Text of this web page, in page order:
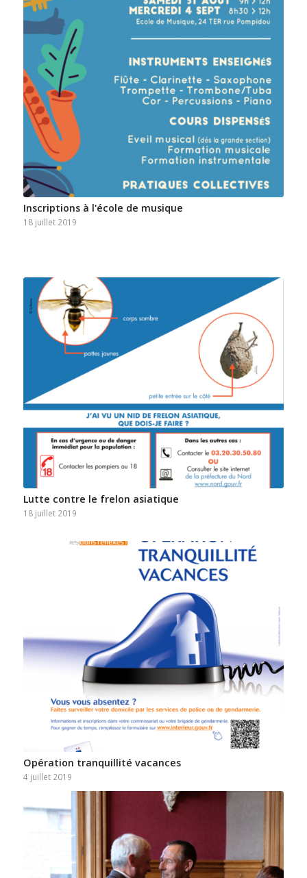
Inscriptions à l'école de musique
18 juillet 2019
Lutte contre le frelon asiatique
18 juillet 2019
Opération tranquillité vacances
4 juillet 2019